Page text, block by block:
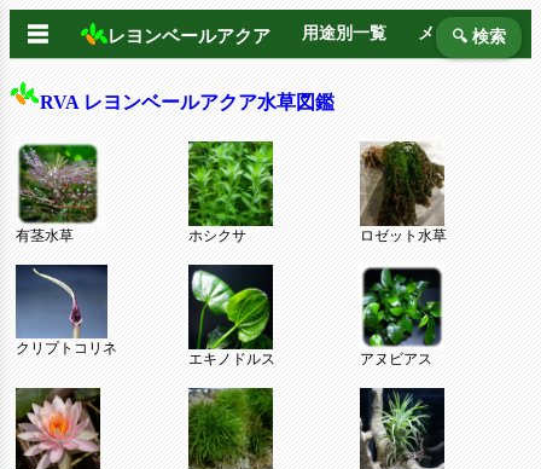
☰ レヨンベールアクア 用途別一覧 メーカー別
🔍 検索
RVA レヨンベールアクア水草図鑑
有茎水草 ホシクサ ロゼット水草
クリプトコリネ
エキノドルス アヌビアス